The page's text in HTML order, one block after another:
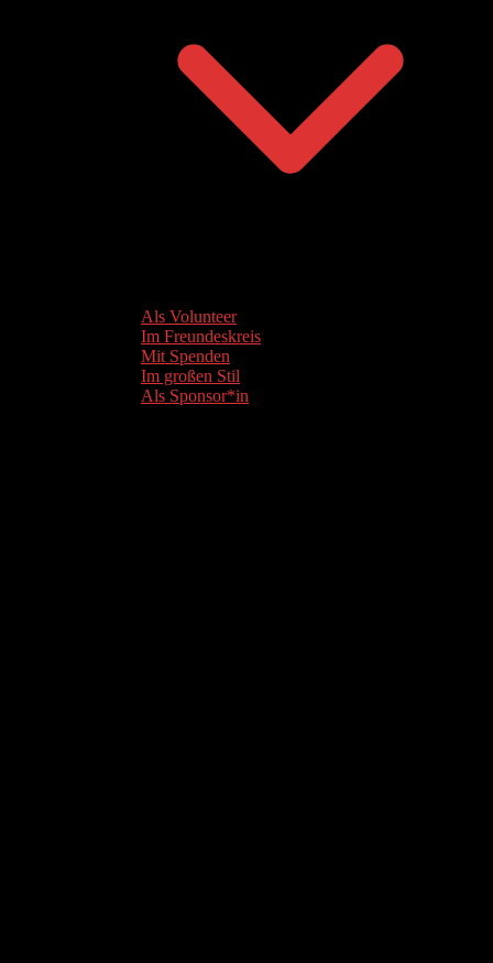
Als Volunteer
Im Freundeskreis
Mit Spenden
Im großen Stil
Als Sponsor*in